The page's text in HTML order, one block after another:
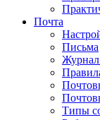
Почта
Письма
Типы